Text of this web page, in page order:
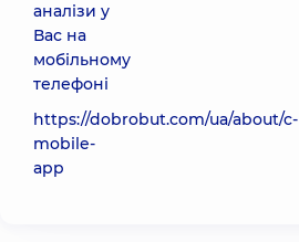
аналізи у
Вас на
мобільному
телефоні
https://dobrobut.com/ua/about/c-
mobile-
app